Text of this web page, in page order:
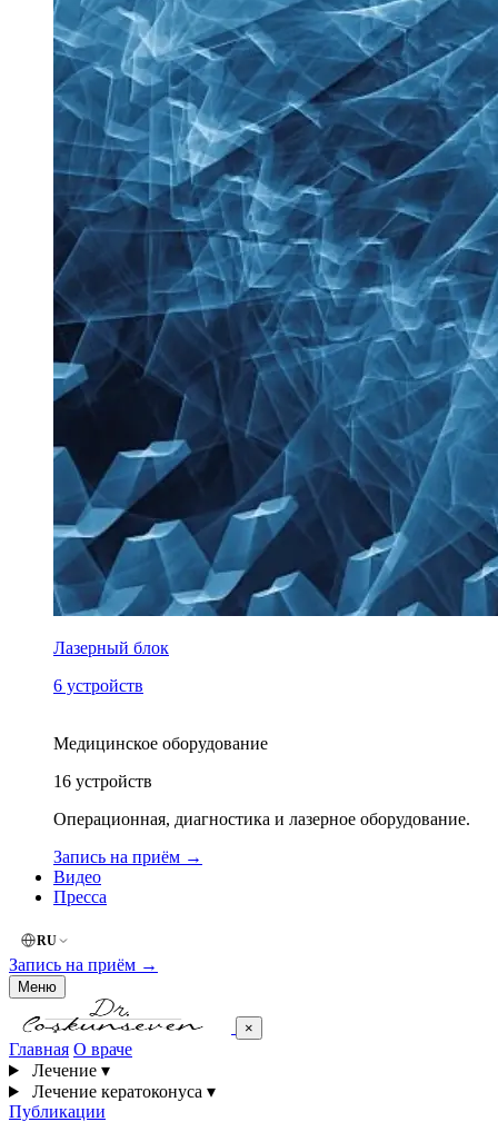
Лазерный блок
6 устройств
Медицинское оборудование
16 устройств
Операционная, диагностика и лазерное оборудование.
Запись на приём →
Видео
Пресса
RU
Запись на приём →
Меню
×
Главная О враче
Лечение ▾
Лечение кератоконуса ▾
Публикации